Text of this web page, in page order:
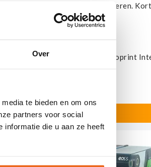
Over
te bieden en om ons
partners voor social
informatie die u aan ze heeft
kunt blijven produceren.
je meer weten over de
Markoprint